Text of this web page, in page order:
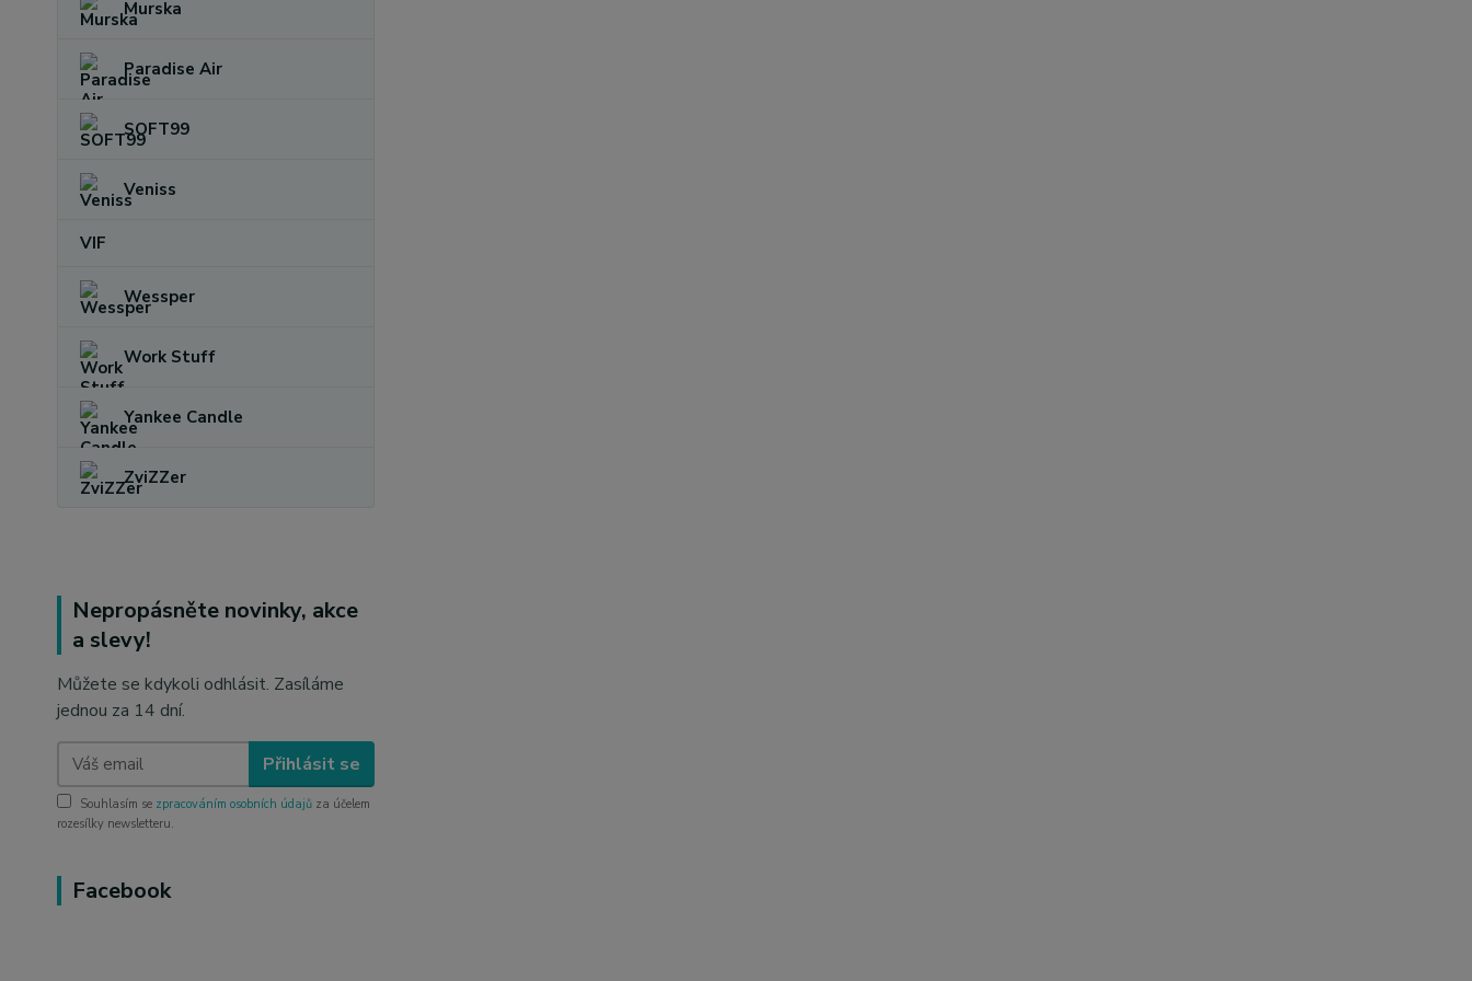
Murska
Paradise Air
SOFT99
Veniss
VIF
Wessper
Work Stuff
Yankee Candle
ZviZZer
Nepropásněte novinky, akce
a slevy!
Můžete se kdykoli odhlásit. Zasíláme
jednou za 14 dní.
Přihlásit se
Souhlasím se zpracováním osobních údajů za účelem
rozesílky newsletteru.
Facebook